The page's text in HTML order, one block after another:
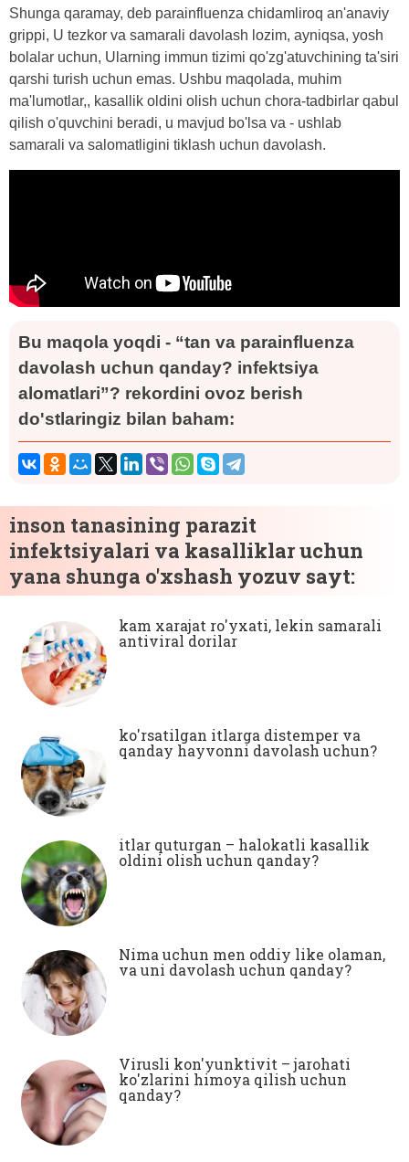
Shunga qaramay, deb parainfluenza chidamliroq an'anaviy
grippi, U tezkor va samarali davolash lozim, ayniqsa, yosh
bolalar uchun, Ularning immun tizimi qo'zg'atuvchining ta'siri
qarshi turish uchun emas. Ushbu maqolada, muhim
ma'lumotlar,, kasallik oldini olish uchun chora-tadbirlar qabul
qilish o'quvchini beradi, u mavjud bo'lsa va - ushlab
samarali va salomatligini tiklash uchun davolash.
Bu maqola yoqdi - “tan va parainfluenza
davolash uchun qanday? infektsiya
alomatlari”? rekordini ovoz berish
do'stlaringiz bilan baham:
inson tanasining parazit
infektsiyalari va kasalliklar uchun
yana shunga o'xshash yozuv sayt:
kam xarajat ro'yxati, lekin samarali
antiviral dorilar
ko'rsatilgan itlarga distemper va
qanday hayvonni davolash uchun?
itlar quturgan – halokatli kasallik
oldini olish uchun qanday?
Nima uchun men oddiy like olaman,
va uni davolash uchun qanday?
Virusli kon'yunktivit – jarohati
ko'zlarini himoya qilish uchun
qanday?